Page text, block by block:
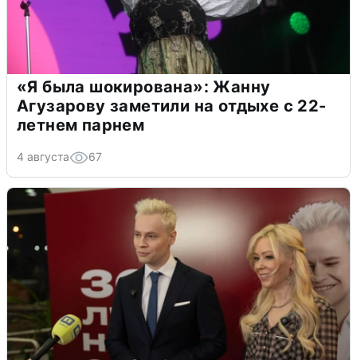
«Я была шокирована»: Жанну
Агузарову заметили на отдыхе с 22-
летнем парнем
4 августа 67